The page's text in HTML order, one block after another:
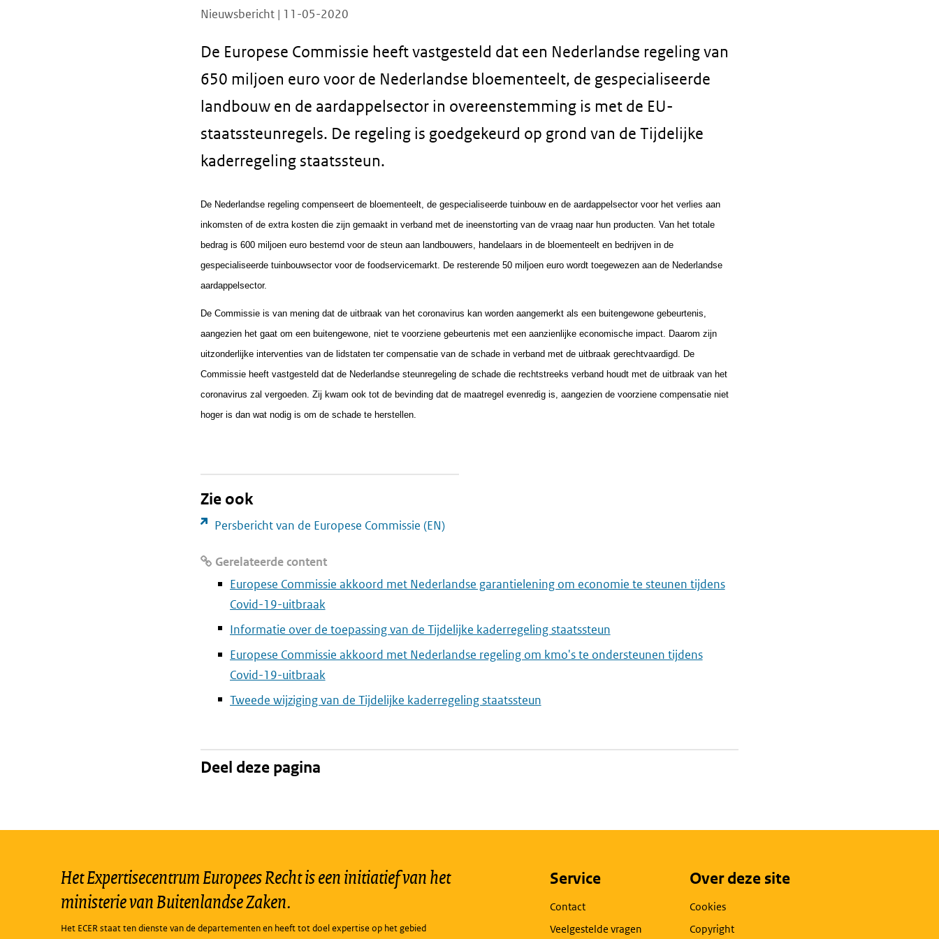
Nieuwsbericht | 11-05-2020
De Europese Commissie heeft vastgesteld dat een Nederlandse regeling van
650 miljoen euro voor de Nederlandse bloementeelt, de gespecialiseerde
landbouw en de aardappelsector in overeenstemming is met de EU-
staatssteunregels. De regeling is goedgekeurd op grond van de Tijdelijke
kaderregeling staatssteun.
De Nederlandse regeling compenseert de bloementeelt, de gespecialiseerde tuinbouw en de aardappelsector voor het verlies aan
inkomsten of de extra kosten die zijn gemaakt in verband met de ineenstorting van de vraag naar hun producten. Van het totale
bedrag is 600 miljoen euro bestemd voor de steun aan landbouwers, handelaars in de bloementeelt en bedrijven in de
gespecialiseerde tuinbouwsector voor de foodservicemarkt. De resterende 50 miljoen euro wordt toegewezen aan de Nederlandse
aardappelsector.
De Commissie is van mening dat de uitbraak van het coronavirus kan worden aangemerkt als een buitengewone gebeurtenis,
aangezien het gaat om een buitengewone, niet te voorziene gebeurtenis met een aanzienlijke economische impact. Daarom zijn
uitzonderlijke interventies van de lidstaten ter compensatie van de schade in verband met de uitbraak gerechtvaardigd. De
Commissie heeft vastgesteld dat de Nederlandse steunregeling de schade die rechtstreeks verband houdt met de uitbraak van het
coronavirus zal vergoeden. Zij kwam ook tot de bevinding dat de maatregel evenredig is, aangezien de voorziene compensatie niet
hoger is dan wat nodig is om de schade te herstellen.
Zie ook
Persbericht van de Europese Commissie (EN)
Gerelateerde content
Europese Commissie akkoord met Nederlandse garantielening om economie te steunen tijdens
Covid-19-uitbraak
Informatie over de toepassing van de Tijdelijke kaderregeling staatssteun
Europese Commissie akkoord met Nederlandse regeling om kmo's te ondersteunen tijdens
Covid-19-uitbraak
Tweede wijziging van de Tijdelijke kaderregeling staatssteun
Deel deze pagina
Het Expertisecentrum Europees Recht is een initiatief van het
ministerie van Buitenlandse Zaken.
Het ECER staat ten dienste van de departementen en heeft tot doel expertise op het gebied
Service
Contact
Veelgestelde vragen
Over deze site
Cookies
Copyright